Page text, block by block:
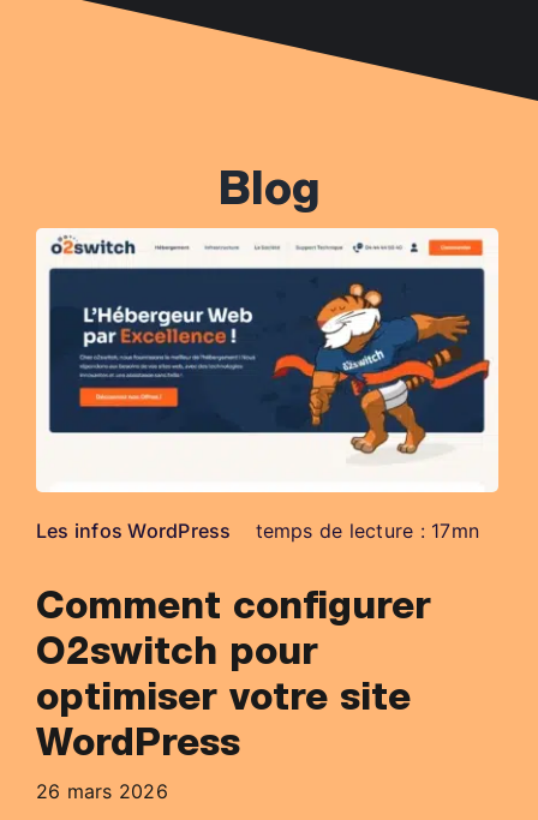
Blog
Les infos WordPress temps de lecture : 17mn
Comment configurer
O2switch pour
optimiser votre site
WordPress
26 mars 2026